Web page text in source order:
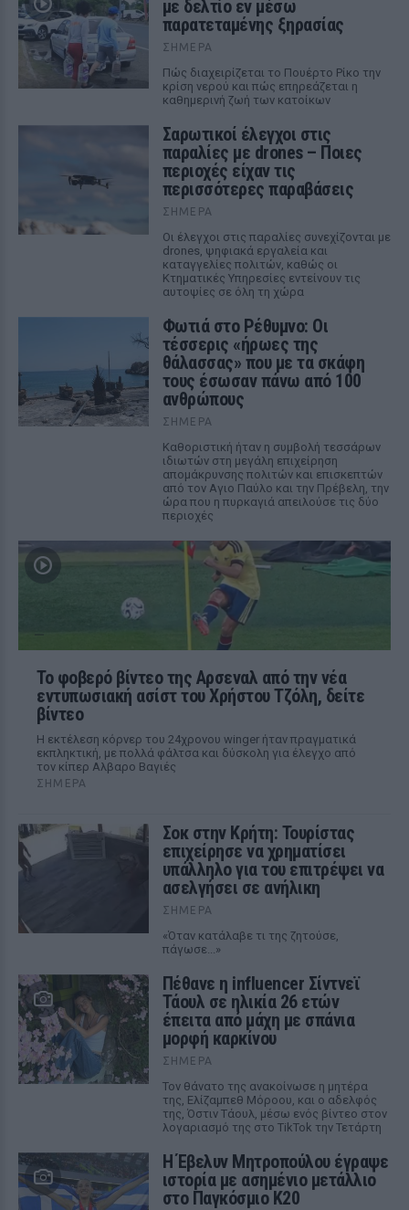
με δελτίο εν μέσω
παρατεταμένης ξηρασίας
ΣΉΜΕΡΑ
Πώς διαχειρίζεται το Πουέρτο Ρίκο την
κρίση νερού και πώς επηρεάζεται η
καθημερινή ζωή των κατοίκων
Σαρωτικοί έλεγχοι στις
παραλίες με drones – Ποιες
περιοχές είχαν τις
περισσότερες παραβάσεις
ΣΉΜΕΡΑ
Οι έλεγχοι στις παραλίες συνεχίζονται με
drones, ψηφιακά εργαλεία και
καταγγελίες πολιτών, καθώς οι
Κτηματικές Υπηρεσίες εντείνουν τις
αυτοψίες σε όλη τη χώρα
Φωτιά στο Ρέθυμνο: Οι
τέσσερις «ήρωες της
θάλασσας» που με τα σκάφη
τους έσωσαν πάνω από 100
ανθρώπους
ΣΉΜΕΡΑ
Καθοριστική ήταν η συμβολή τεσσάρων
ιδιωτών στη μεγάλη επιχείρηση
απομάκρυνσης πολιτών και επισκεπτών
από τον Αγιο Παύλο και την Πρέβελη, την
ώρα που η πυρκαγιά απειλούσε τις δύο
περιοχές
Το φοβερό βίντεο της Αρσεναλ από την νέα
εντυπωσιακή ασίστ του Χρήστου Τζόλη, δείτε
βίντεο
Η εκτέλεση κόρνερ του 24χρονου winger ήταν πραγματικά
εκπληκτική, με πολλά φάλτσα και δύσκολη για έλεγχο από
τον κίπερ Αλβαρο Βαγιές
ΣΉΜΕΡΑ
Σοκ στην Κρήτη: Τουρίστας
επιχείρησε να χρηματίσει
υπάλληλο για του επιτρέψει να
ασελγήσει σε ανήλικη
ΣΉΜΕΡΑ
«Όταν κατάλαβε τι της ζητούσε,
πάγωσε...»
Πέθανε η influencer Σίντνεϊ
Τάουλ σε ηλικία 26 ετών
έπειτα από μάχη με σπάνια
μορφή καρκίνου
ΣΉΜΕΡΑ
Τον θάνατο της ανακοίνωσε η μητέρα
της, Ελίζαμπεθ Μόροου, και ο αδελφός
της, Όστιν Τάουλ, μέσω ενός βίντεο στον
λογαριασμό της στο TikTok την Τετάρτη
Η Έβελυν Μητροπούλου έγραψε
ιστορία με ασημένιο μετάλλιο
στο Παγκόσμιο Κ20